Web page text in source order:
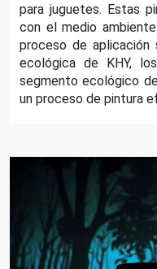
para juguetes. Estas
con el medio
proceso de aplicación
ecológica de KHY,
segmento ecológico
un proceso de pintura